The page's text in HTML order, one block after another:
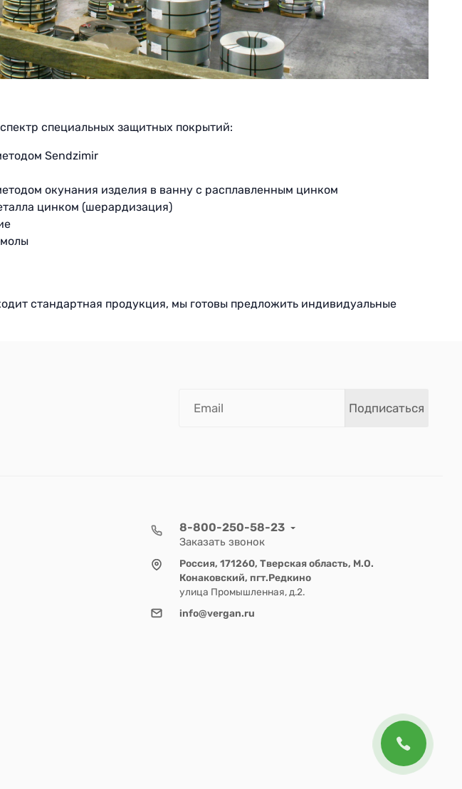
специальных защитных покрытий:
Sendzimir
окунания изделия в ванну с расплавленным цинком
цинком (шерардизация)
стандартная продукция, мы готовы предложить индивидуальные
Подписаться
8-800-250-58-23
Заказать звонок
Россия, 171260, Тверская область, М.О.
Конаковский, пгт.Редкино
улица Промышленная, д.2.
info@vergan.ru